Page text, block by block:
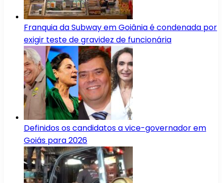
Franquia da Subway em Goiânia é condenada por
exigir teste de gravidez de funcionária
Definidos os candidatos a vice-governador em
Goiás para 2026